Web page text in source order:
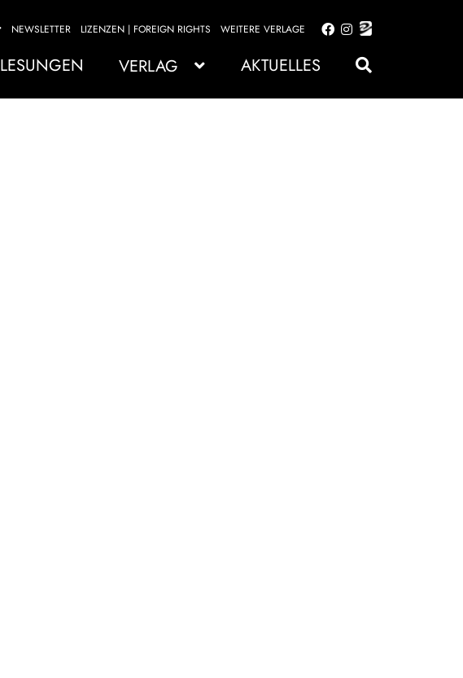
NEWSLETTER LIZENZEN | FOREIGN RIGHTS WEITERE VERLAGE
Zur
springen
Zum
springen
LESUNGEN VERLAG AKTUELLES